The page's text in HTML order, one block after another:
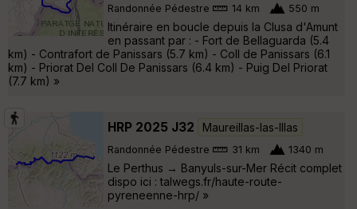
Randonnée Pédestre 14 km 550 m
Itinéraire en boucle depuis la Clusa d'Amunt
en passant par : - Fort de Bellaguarda (5.4
km) - Contrafort de Panissars (5.7 km) - Coll de Panissars (6.1
km) - Priorat Del Coll De Panissars (6.4 km) - Puig Del Priorat
(7.7 km) »
HRP 2025 J32 Maureillas-las-Illas
Randonnée Pédestre 31 km 1340 m
Le Perthus → Banyuls-sur-Mer Récit complet
dispo ici : talwegs.fr/haute-route-
pyreneenne-hrp/ »